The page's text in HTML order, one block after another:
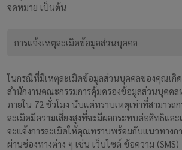
จดหมาย เป็นต้น
การแจ้งเหตุละเมิดข้อมูลส่วนบุคคล
ในกรณีที่มีเหตุละเมิดข้อมูลส่วนบุคคลของคุณเกิด
สำนักงานคณะกรรมการคุ้มครองข้อมูลส่วนบุคคล
ภายใน 72 ชั่วโมง นับแต่ทราบเหตุเท่าที่สามารถ
ละเมิดมีความเสี่ยงสูงที่จะมีผลกระทบต่อสิทธิแล
จะแจ้งการละเมิดให้คุณทราบพร้อมกับแนวทางกา
ผ่านช่องทางต่าง ๆ เช่น เว็บไซต์ ข้อความ